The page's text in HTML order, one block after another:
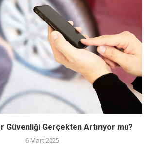
Güvenliği Gerçekten Artırıyor mu?
6 Mart 2025